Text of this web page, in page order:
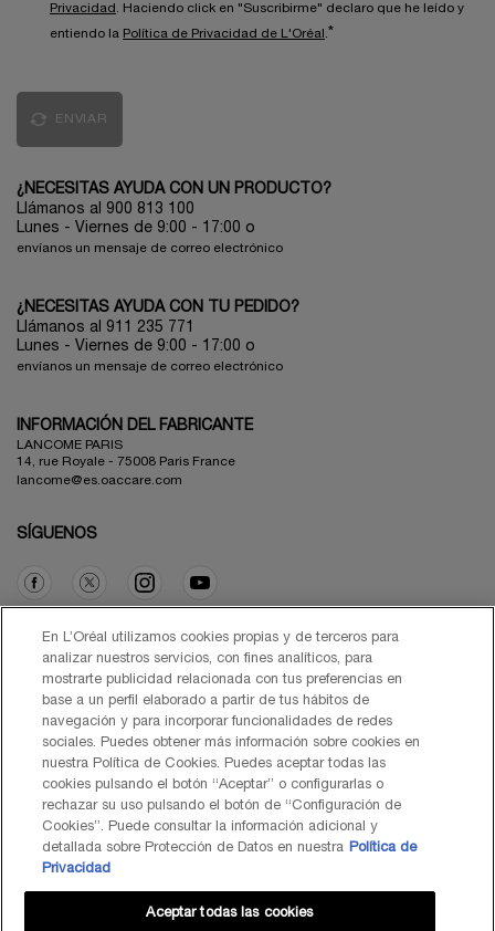
Privacidad
. Haciendo click en "Suscribirme" declaro que he leído y
entiendo la Política de Privacidad de L'Oréal *
ENVIAR
¿NECESITAS AYUDA CON UN PRODUCTO?
Llámanos al 900 813 100
Lunes - Viernes de 9:00 - 17:00 o
envíanos un mensaje de correo electrónico
¿NECESITAS AYUDA CON TU PEDIDO?
Llámanos al 911 235 771
Lunes - Viernes de 9:00 - 17:00 o
envíanos un mensaje de correo electrónico
INFORMACIÓN DEL FABRICANTE
LANCOME PARIS
14, rue Royale - 75008 Paris France
lancome@es.oaccare.com
SÍGUENOS
Opción de compra
€ - ES (ES)
© Lancôme 2026
Black Friday
En L’Oréal utilizamos cookies propias y de terceros para
analizar nuestros servicios, con fines analíticos, para
mostrarte publicidad relacionada con tus preferencias en
base a un perfil elaborado a partir de tus hábitos de
navegación y para incorporar funcionalidades de redes
sociales. Puedes obtener más información sobre cookies en
nuestra Política de Cookies. Puedes aceptar todas las
cookies pulsando el botón “Aceptar” o configurarlas o
rechazar su uso pulsando el botón de “Configuración de
Cookies”. Puede consultar la información adicional y
detallada sobre Protección de Datos en nuestra Política de
Privacidad
Aceptar todas las cookies